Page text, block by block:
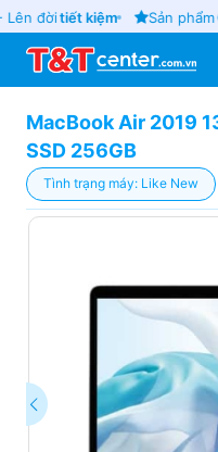
đờitiết kiệm Sản phẩm
MacBook Air 2019
SSD 256GB
Tình trạng máy: Like New